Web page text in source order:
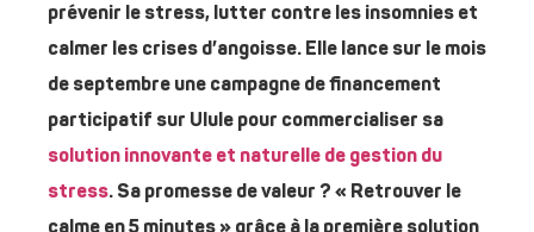
prévenir le stress, lutter contre les insomnies et
calmer les crises d’angoisse. Elle lance sur le mois
de septembre une campagne de financement
participatif sur Ulule pour commercialiser sa
solution innovante et naturelle de gestion du
stress. Sa promesse de valeur ? « Retrouver le
calme en 5 minutes » grâce à la première solution